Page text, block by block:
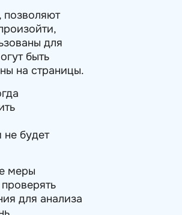
позволяют
для
быть
на страницы.
не будет
меры
для анализа